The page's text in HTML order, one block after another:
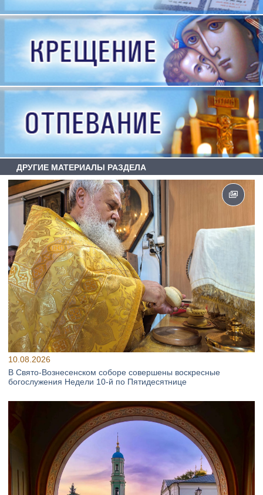
ДРУГИЕ МАТЕРИАЛЫ РАЗДЕЛА
10.08.2026
В Свято‑Вознесенском соборе совершены воскресные
богослужения Недели 10‑й по Пятидесятнице